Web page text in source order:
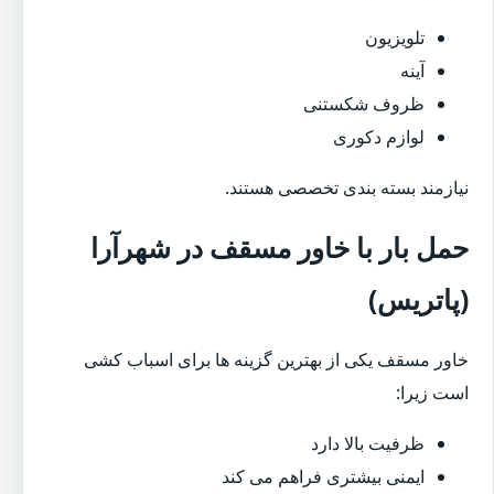
تلویزیون
آینه
ظروف شکستنی
لوازم دکوری
نیازمند بسته بندی تخصصی هستند.
حمل بار با خاور مسقف در شهرآرا
(پاتریس)
خاور مسقف یکی از بهترین گزینه ها برای اسباب کشی
است زیرا:
ظرفیت بالا دارد
ایمنی بیشتری فراهم می کند